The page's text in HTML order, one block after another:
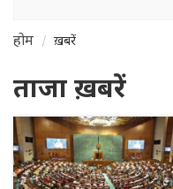
होम ख़बरें
ताजा ख़बरें